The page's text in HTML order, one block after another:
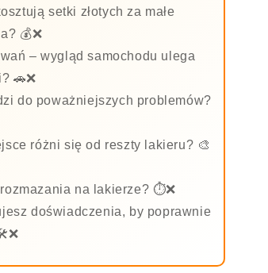
setki złotych za małe
💰❌
– wygląd samochodu ulega
🚗❌
do poważniejszych problemów?
różni się od reszty lakieru? 🎨
na lakierze? ⏱️❌
doświadczenia, by poprawnie